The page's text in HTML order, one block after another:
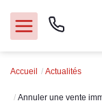
Nos
Accueil Actualités
Annuler une vente